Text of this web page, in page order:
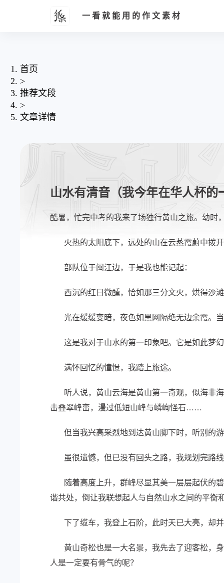
一看就能用的作文素材
首页
>
推荐文段
>
文章详情
山水有清音（我今年在华人杯的
酷暑，忙完中考的我来了场独行黄山之旅。幼时
火热的太阳底下，远处的山在云蒸霞蔚中拨开
部队位于闽江边，于是我也能记起：
西沉的红日微醺，恰如那三分文火，烘得沙滩
光在缓缓变暗，夜色如黑网隔绝无边余霞。当
这是我对于山水的第一印象吧。它是如此梦
满怀回忆的憧憬，我踏上旅途。
听人说，黄山云海是黄山第一奇观，似海非海
击叠翠峰峦，漫过低短山峰与嶙峋怪石……
但当我兴高采烈地到达黄山脚下时，听别的游
虽很遗憾，但已没有回头之路，我规划完路
随着高度上升，群峰尽显其美一层层起伏的碧
谐共处，倒让我联想起人与自然山水之间的平衡
下了缆车，我登上石阶，此时天已大亮，却
黄山奇松也是一大名景，我先去了迎客松，身
人是一定要有骨气的呢？